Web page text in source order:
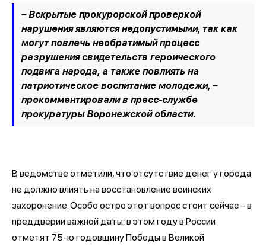
– Вскрытые прокурорской проверкой
нарушения являются недопустимыми, так как
могут повлечь необратимый процесс
разрушения свидетельств героического
подвига народа, а также повлиять на
патриотическое воспитание молодежи, –
прокомментировали в пресс-службе
прокуратуры Воронежской области.
В ведомстве отметили, что отсутствие денег у города
не должно влиять на восстановление воинских
захоронение. Особо остро этот вопрос стоит сейчас – в
преддверии важной даты: в этом году в России
отметят 75-ю годовщину Победы в Великой